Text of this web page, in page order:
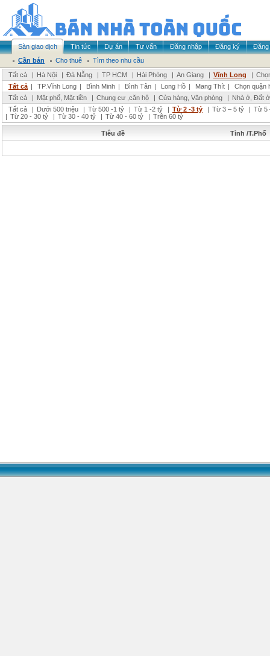
Sàn giao dịch Tin tức Dự án Tư vấn Đăng nhập Đăng ký
Đăng
Cần bán
Cho thuê
Tìm theo nhu cầu
Tất cả
| Hà Nội | Đà Nẵng | TP HCM | Hải Phòng | An Giang | Vĩnh Long |
Tất cả | TP.Vĩnh Long | Bình Minh | Bình Tân | Long Hồ | Mang Thít |
Chọn quận
Tất cả
| Mặt phố, Mặt tiền | Chung cư ,căn hộ | Cửa hàng, Văn phòng | Nhà ở, Đất ở
Tất cả
| Dưới 500 triệu | Từ 500 -1 tỷ | Từ 1 -2 tỷ | Từ 2 -3 tỷ | Từ 3 – 5 tỷ | Từ 5
| Từ 20 - 30 tỷ | Từ 30 - 40 tỷ | Từ 40 - 60 tỷ | Trên 60 tỷ
Tiêu đề Tỉnh /T.Phố